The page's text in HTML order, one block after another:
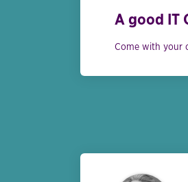
A good IT
Come with your